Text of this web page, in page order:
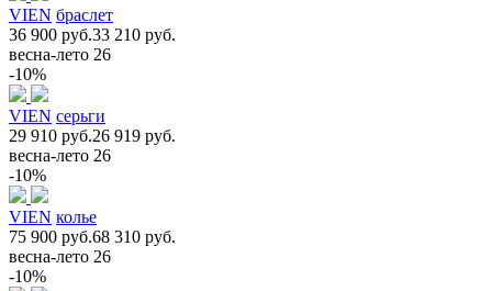
VIEN браслет
36 900 руб.33 210 руб.
весна-лето 26
-10%
VIEN серьги
29 910 руб.26 919 руб.
весна-лето 26
-10%
VIEN колье
75 900 руб.68 310 руб.
весна-лето 26
-10%